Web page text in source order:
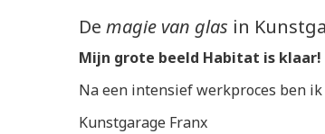
De magie van glas in
Mijn grote beeld Habitat is klaar!
Na een intensief werkproces ben
Kunstgarage Franx